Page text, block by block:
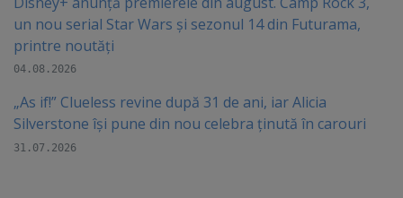
un nou serial Star Wars și sezonul 14 din Futurama,
printre noutăți
04.08.2026
„As if!” Clueless revine după 31 de ani, iar Alicia
Silverstone își pune din nou celebra ținută în carouri
31.07.2026